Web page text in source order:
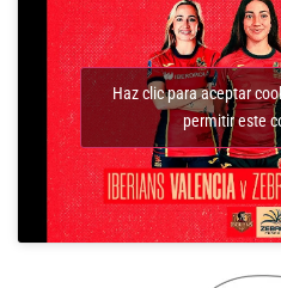
Haz clic para aceptar
permitir este